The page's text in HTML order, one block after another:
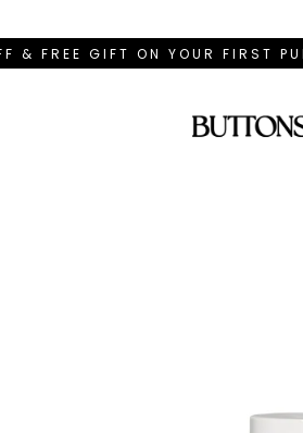
& FREE GIFT ON YOUR FIRST